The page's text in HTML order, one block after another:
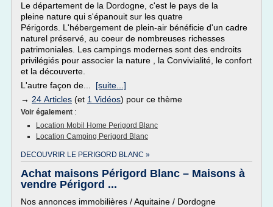
Le département de la Dordogne, c'est le pays de la
pleine nature qui s'épanouit sur les quatre
Périgords. L'hébergement de plein-air bénéficie d'un cadre
naturel préservé, au coeur de nombreuses richesses
patrimoniales. Les campings modernes sont des endroits
privilégiés pour associer la nature , la Convivialité, le confort
et la découverte.
L'autre façon de... [suite...]
→ 24 Articles (et 1 Vidéos) pour ce thème
Voir également :
Location Mobil Home Perigord Blanc
Location Camping Perigord Blanc
DECOUVRIR LE PERIGORD BLANC »
Achat maisons Périgord Blanc – Maisons à
vendre Périgord ...
Nos annonces immobilières / Aquitaine / Dordogne